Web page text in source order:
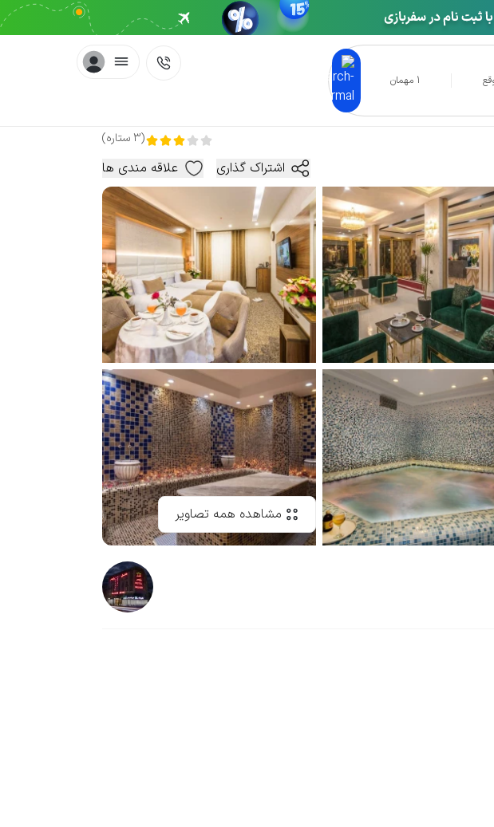
1 مهمان
(
3 ستاره)
اشتراک گذاری علاقه مندی ها
مشاهده همه تصاویر